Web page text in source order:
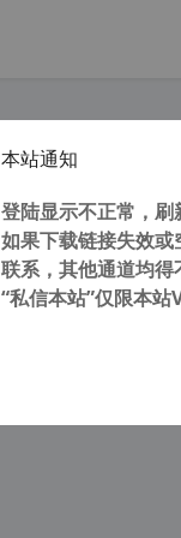
安卓应用下载网站集合 安卓免费下
载请注明： 转载自
晚上的访问高...
本站通知
登陆显示不正常，刷
如果下载链接失效或
联系，其他通道均
“私信本站”仅限本